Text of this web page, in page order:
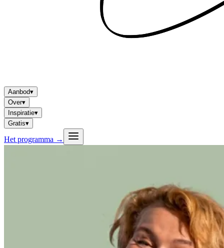
Aanbod▾
Over▾
Inspiratie▾
Gratis▾
Het programma →